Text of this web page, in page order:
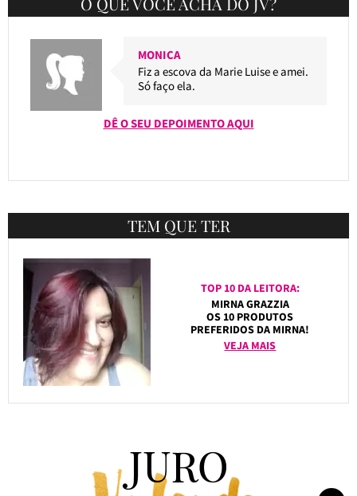
MONICA
Fiz a escova da Marie Luise e amei.
Só faço ela.
DÊ O SEU DEPOIMENTO AQUI
TEM QUE TER
TOP 10 DA LEITORA:
MIRNA GRAZZIA
OS 10 PRODUTOS
PREFERIDOS DA MIRNA!
VEJA MAIS